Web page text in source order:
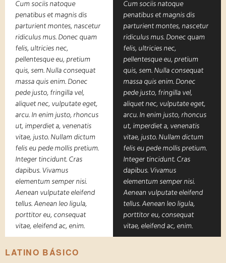
Cum sociis natoque
penatibus et magnis dis
parturient montes, nascetur
ridiculus mus. Donec quam
felis, ultricies nec,
pellentesque eu, pretium
quis, sem. Nulla consequat
massa quis enim. Donec
pede justo, fringilla vel,
aliquet nec, vulputate eget,
arcu. In enim justo, rhoncus
ut, imperdiet a, venenatis
vitae, justo. Nullam dictum
felis eu pede mollis pretium.
Integer tincidunt. Cras
dapibus. Vivamus
elementum semper nisi.
Aenean vulputate eleifend
tellus. Aenean leo ligula,
porttitor eu, consequat
vitae, eleifend ac, enim.
Cum sociis natoque
penatibus et magnis dis
parturient montes, nascetur
ridiculus mus. Donec quam
felis, ultricies nec,
pellentesque eu, pretium
quis, sem. Nulla consequat
massa quis enim. Donec
pede justo, fringilla vel,
aliquet nec, vulputate eget,
arcu. In enim justo, rhoncus
ut, imperdiet a, venenatis
vitae, justo. Nullam dictum
felis eu pede mollis pretium.
Integer tincidunt. Cras
dapibus. Vivamus
elementum semper nisi.
Aenean vulputate eleifend
tellus. Aenean leo ligula,
porttitor eu, consequat
vitae, eleifend ac, enim.
LATINO BÁSICO